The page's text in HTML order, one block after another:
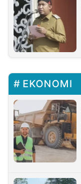
EKONOMI